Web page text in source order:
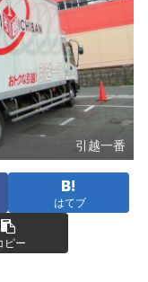
引越一番
はてブ
ピー